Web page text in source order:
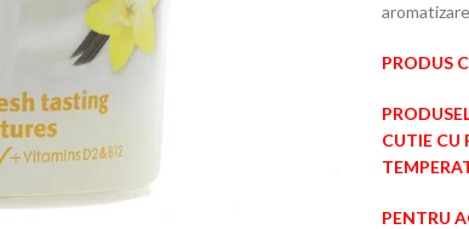
PRODUS
CUTIE CU
PENTRU